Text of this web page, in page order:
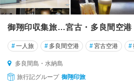
御翔印収集旅…宮古・多良間空港
#一人旅 # 多良間空港 #宮古空港 #
多良間島・水納島
旅行記グループ 御翔印旅